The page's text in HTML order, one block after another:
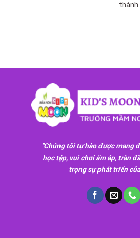
thành
"Chúng tôi tự hào được mang
học tập, vui chơi ấm áp, tràn
trọng sự phát triển